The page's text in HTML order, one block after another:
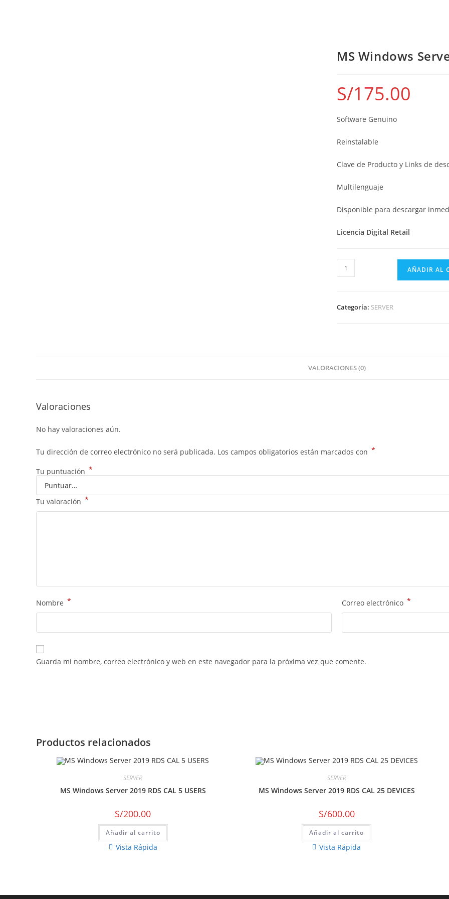
MS Windows
S/175.00
Software Genuino
Reinstalable
Clave de Producto y Links de
Multilenguaje
Disponible para descargar
Licencia Digital Retail
AÑADIR AL
Categoría: SERVER
VALORACIONES (0)
Valoraciones
No hay valoraciones aún.
Tu dirección de correo electrónico no será publicada. Los campos obligatorios están marcados con *
Tu puntuación *
Tu valoración *
Nombre * Correo electrónico *
Guarda mi nombre, correo electrónico y web en este navegador para la próxima vez que comente.
Productos relacionados
SERVER
MS Windows Server 2019 RDS CAL 5 USERS
S/200.00
Añadir al carrito
Vista Rápida
SERVER
MS Windows Server 2019 RDS CAL 25 DEVICES
S/600.00
Añadir al carrito
Vista Rápida